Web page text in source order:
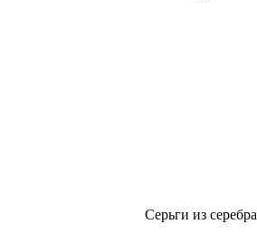
Серьги из серебра